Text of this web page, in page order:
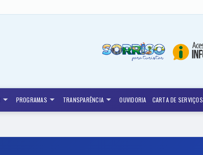
PROGRAMAS TRANSPARÊNCIA OUVIDORIA CARTA DE SERVIÇOS